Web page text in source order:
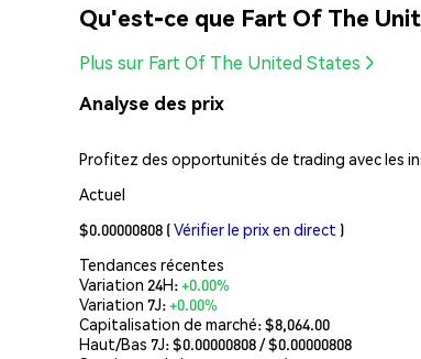
Qu'est-ce que Fart Of The
Plus sur Fart Of The United States
Analyse des prix
Profitez des opportunités de trading avec les
Actuel
$0.00000808 (Vérifier le prix en direct )
Tendances récentes
Variation 24H:+0.00%
Variation 7J:+0.00%
Capitalisation de marché:$8,064.00
Haut/Bas 7J: $0.00000808/ $0.00000808